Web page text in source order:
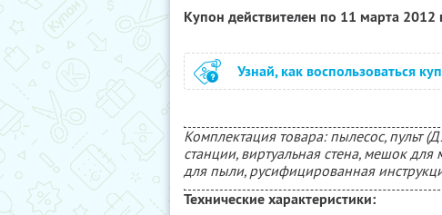
Купон действителен по 11 марта 2012
Узнай, как воспользоваться
Комплектация товара: пылесос, пульт
станции, виртуальная стена, мешок
для пыли, русифицированная
Технические характеристики: